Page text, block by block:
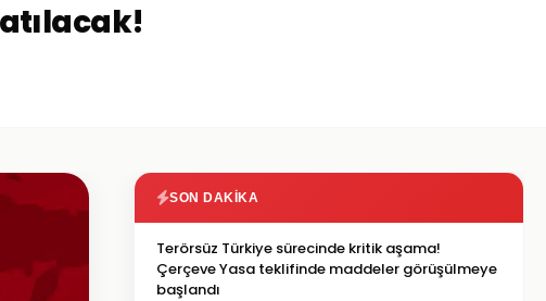
SON DAKIKA
Terörsüz Türkiye sürecinde kritik aşama!
Çerçeve Yasa teklifinde maddeler görüşülmeye
başlandı